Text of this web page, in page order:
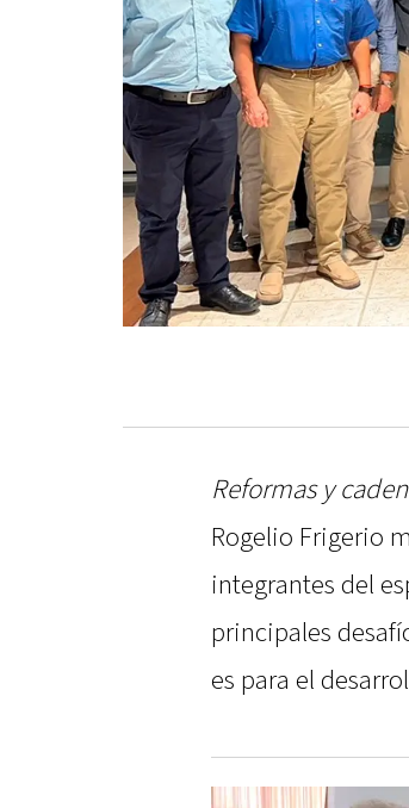
Reformas y
Rogelio Frigerio
integrantes del
principales
es para el